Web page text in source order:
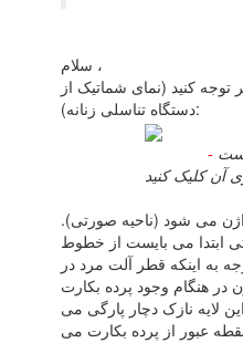
سلام ،
توجه کنید (نمای شماتیک از
دستگاه تناسلی زنانه):
می شود (ناحیه صورتی).
ابتدا می بایست از خطوط
به اینکه قطر آلت مرد در
هنگام وجود پرده بکارت
لایه نازک دچار پارگی می
عبور از پرده بکارت می